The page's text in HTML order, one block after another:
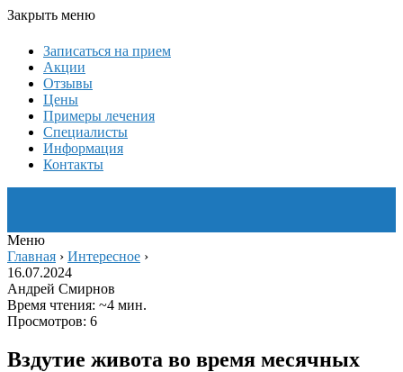
Закрыть меню
Записаться на прием
Акции
Отзывы
Цены
Примеры лечения
Специалисты
Информация
Контакты
Меню
Главная › Интересное ›
16.07.2024
Андрей Смирнов
Время чтения: ~4 мин.
Просмотров: 6
Вздутие живота во время месячных